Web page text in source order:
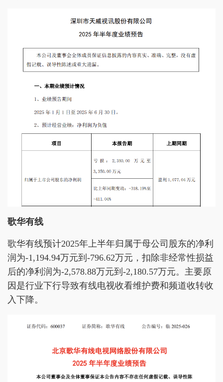
歌华有线
歌华有线预计2025年上半年归属于母公司股东的净利
润为-1,194.94万元到-796.62万元，扣除非经常性损益
后的净利润为-2,578.88万元到-2,180.57万元。主要原
因是行业下行导致有线电视收看维护费和频道收转收
入下降。